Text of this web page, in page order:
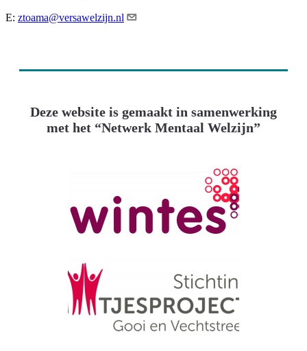
E: ztoama@versawelzijn.nl
Deze website is gemaakt in samenwerking
met het “Netwerk Mentaal Welzijn”